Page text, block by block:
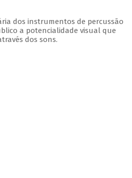
dos instrumentos de percussão
a potencialidade visual que
dos sons.